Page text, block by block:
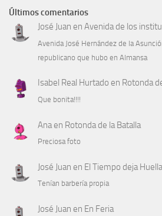
Últimos comentarios
José Juan en Avenida de los
Avenida José Hernández de la
republicano que hubo en Almansa
Isabel Real Hurtado en Rotonda
Que bonita!!!!
Anaen Rotonda de la Batalla
Preciosa foto
José Juan en El Tiempo deja Huella
Tenían barbería propia
José Juan en En Feria